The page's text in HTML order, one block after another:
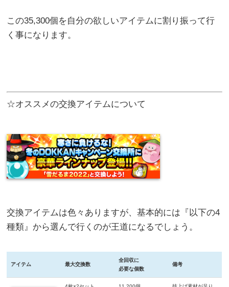
この35,300個を自分の欲しいアイテムに割り振って行
く事になります。
☆オススメの交換アイテムについて
交換アイテムは色々ありますが、基本的には『以下の4
種類』から選んで行くのが王道になるでしょう。
アイテム 最大交換数
全回収に
必要な個数
備考